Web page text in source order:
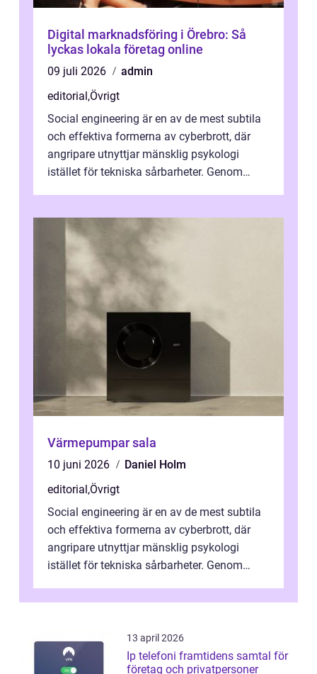
Digital marknadsföring i Örebro: Så
lyckas lokala företag online
09 juli 2026
admin
editorial,Övrigt
Social engineering är en av de mest subtila
och effektiva formerna av cyberbrott, där
angripare utnyttjar mänsklig psykologi
istället för tekniska sårbarheter. Genom
Värmepumpar sala
10 juni 2026
Daniel Holm
editorial,Övrigt
Social engineering är en av de mest subtila
och effektiva formerna av cyberbrott, där
angripare utnyttjar mänsklig psykologi
istället för tekniska sårbarheter. Genom
13 april 2026
Ip telefoni framtidens samtal för
företag och privatpersoner